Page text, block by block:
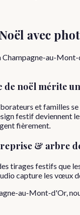
avec
au-
de noël mérite
et familles
festif deviennent
fièrement.
& arbre
tirages festifs que
capture les vœux
au-Mont-d'Or,